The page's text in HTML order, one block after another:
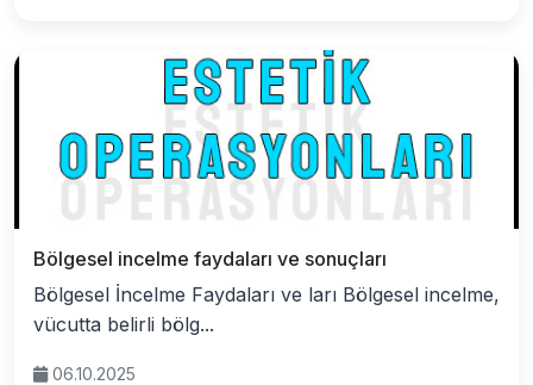
Bölgesel incelme faydaları ve sonuçları
Bölgesel İncelme Faydaları ve ları Bölgesel incelme,
vücutta belirli bölg...
06.10.2025